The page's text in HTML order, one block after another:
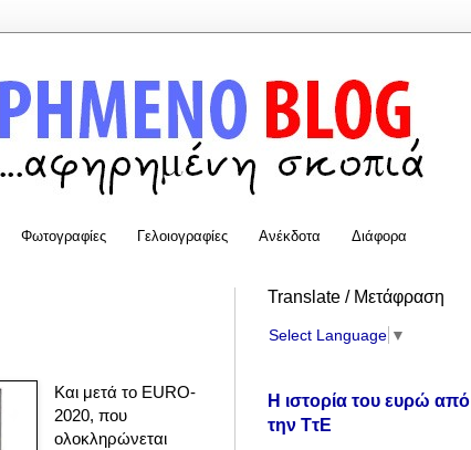
Φωτογραφίες Γελοιογραφίες Ανέκδοτα Διάφορα
Και μετά το EURO-
2020, που
ολοκληρώνεται
Translate / Μετάφραση
Select Language ▼
Η ιστορία του ευρώ από
την ΤτΕ